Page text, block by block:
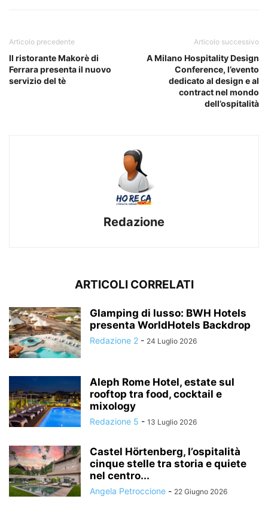
Articolo precedente
Il ristorante Makorè di
Ferrara presenta il nuovo
servizio del tè
Articolo successivo
A Milano Hospitality Design
Conference, l’evento
dedicato al design e al
contract nel mondo
dell’ospitalità
Redazione
ARTICOLI CORRELATI
Glamping di lusso: BWH Hotels
presenta WorldHotels Backdrop
Redazione 2 - 24 Luglio 2026
Aleph Rome Hotel, estate sul
rooftop tra food, cocktail e
mixology
Redazione 5 - 13 Luglio 2026
Castel Hörtenberg, l’ospitalità
cinque stelle tra storia e quiete
nel centro...
Angela Petroccione - 22 Giugno 2026